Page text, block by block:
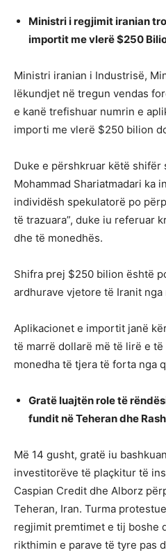
Ministri i regjimit iranian
importit me vlerë$250
Ministri iranian i Industrisë,
lëkundjet në tregun vendas
e kanë trefishuar numrin e
importi me vlerë $250 bilion
Duke e përshkruar këtë shifër
Mohammad Shariatmadari ka
individësh spekulatorë po
të trazuara”, duke iu referuar
dhe të monedhës.
Shifra prej $250 bilion është
ardhurave vjetore të Iranit nga
Aplikacionet e importit janë
të marrë dollarë më të lirë e të
monedha të tjera të forta nga
Gratë luajtën role të
fundit nëTeherandhe
Më 14 gusht, gratë iu
investitorëve të plaçkitur të
Caspian Credit dhe Alborz
Teheran, Iran. Turma
regjimit premtimet e tij boshe
rikthimin e parave të tyre pas